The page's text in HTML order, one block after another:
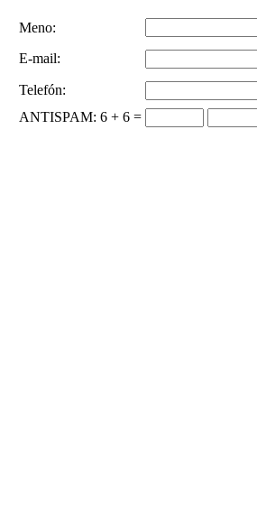
Meno:
E-mail:
Telefón:
ANTISPAM: 6 + 6 =